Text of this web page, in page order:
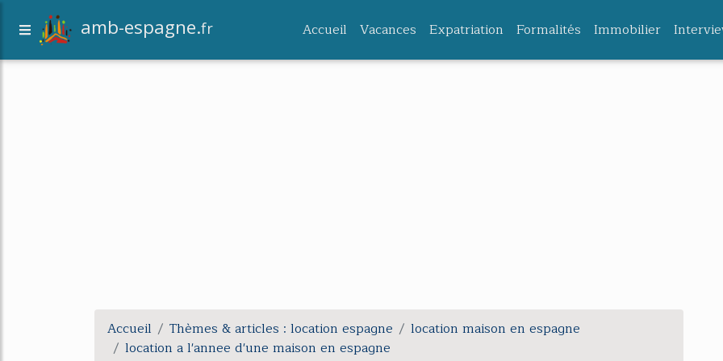
amb-espagne.fr Accueil Vacances Expatriation Formalités Immobilier
Accueil Thèmes & articles : location espagne
location maison en espagne
location a l'annee d'une maison en espagne